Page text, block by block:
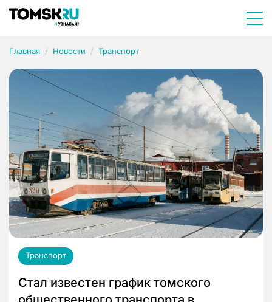
Главная Новости Транспорт
Транспорт
Стал известен график томского